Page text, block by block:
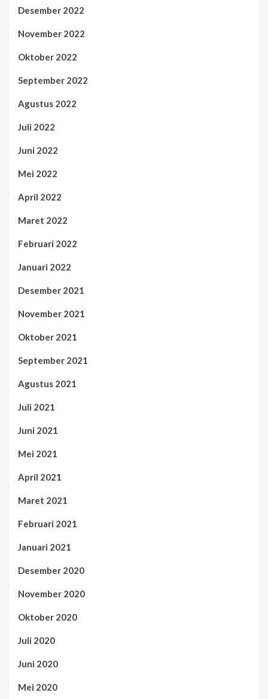
Desember 2022
November 2022
Oktober 2022
September 2022
Agustus 2022
Juli 2022
Juni 2022
Mei 2022
April 2022
Maret 2022
Februari 2022
Januari 2022
Desember 2021
November 2021
Oktober 2021
September 2021
Agustus 2021
Juli 2021
Juni 2021
Mei 2021
April 2021
Maret 2021
Februari 2021
Januari 2021
Desember 2020
November 2020
Oktober 2020
Juli 2020
Juni 2020
Mei 2020